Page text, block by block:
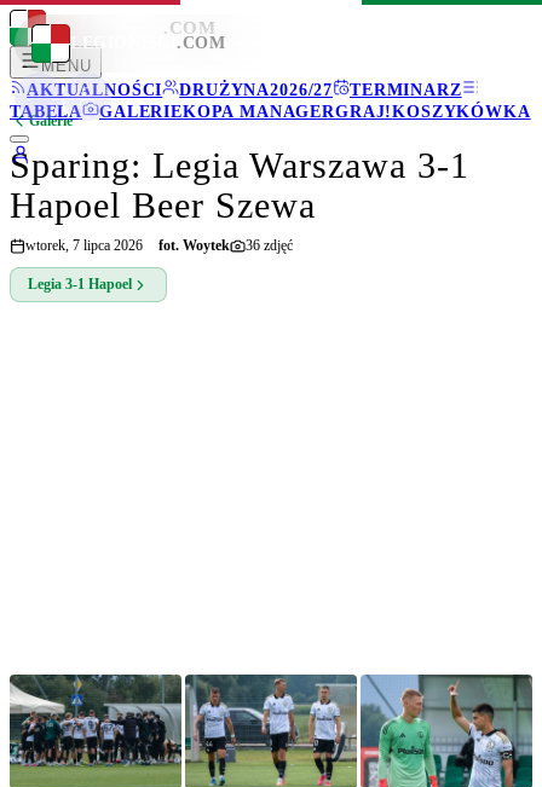
LEGIONISCI .COM
MENU
AKTUALNOŚCI
DRUŻYNA2026/27
TERMINARZ
TABELA
GALERIEKOPA MANAGERGRAJ!KOSZYKÓWKA
LEGIONISCI .COM
Galerie
Sparing: Legia Warszawa 3-1
Hapoel Beer Szewa
wtorek, 7 lipca 2026 fot. Woytek 36 zdjęć
Legia 3-1 Hapoel